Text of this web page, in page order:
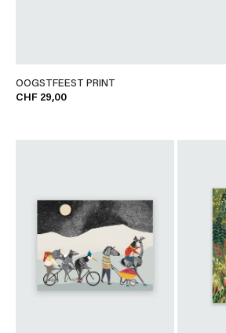
OOGSTFEEST PRINT
CHF 29,00